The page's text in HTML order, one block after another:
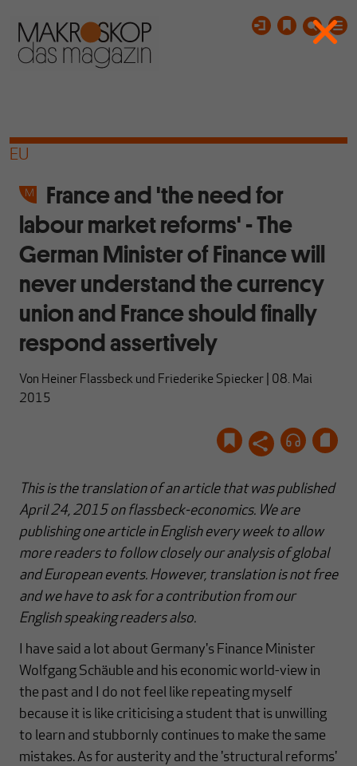
EU
France and 'the need for
labour market reforms' - The
German Minister of Finance will
never understand the currency
union and France should finally
respond assertively
Von Heiner Flassbeck und Friederike Spiecker
08. Mai
2015
This is the translation of an article that was published
April 24, 2015 on flassbeck-economics. We are
publishing one article in English every week to allow
more readers to follow closely our analysis of global
and European events. However, translation is not free
and we have to ask for a contribution from our
English speaking readers also.
I have said a lot about Germany's Finance Minister
Wolfgang Schäuble and his economic world-view in
the past and I do not feel like repeating myself
because it is like criticising a student that is unwilling
to learn and stubbornly continues to make the same
mistakes. As for austerity and the 'structural reforms'